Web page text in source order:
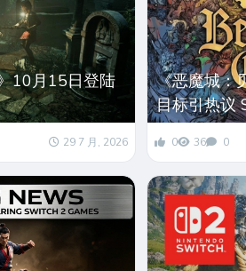
10月15日登陆
29 7 月, 2026
《恶魔城：
目标引热议
0 36 0